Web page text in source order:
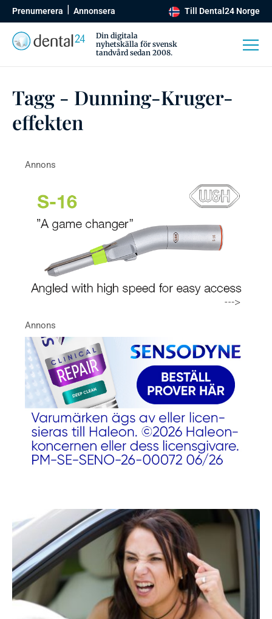
Prenumerera Annonsera Till Dental24 Norge
Din digitala
nyhetskälla för svensk
tandvård sedan 2008.
Tagg - Dunning-Kruger-
effekten